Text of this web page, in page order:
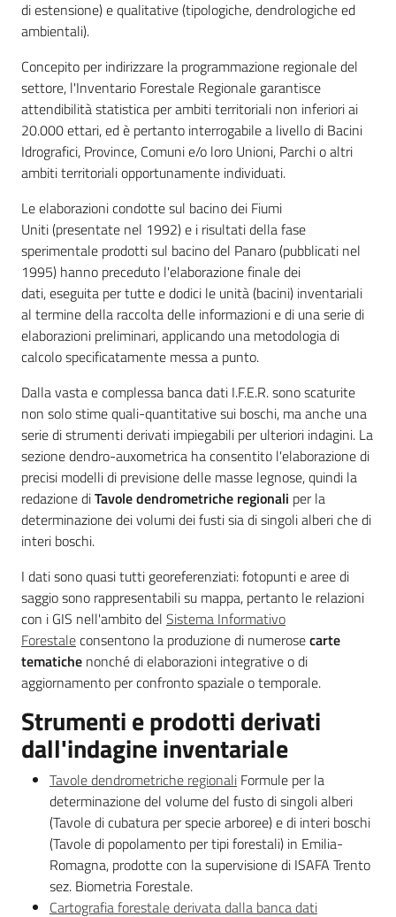
Piani Programmi
Progetti
di estensione) e qualitative (tipologiche, dendrologiche ed
ambientali).
Concepito per indirizzare la programmazione regionale del
settore, l'Inventario Forestale Regionale garantisce
attendibilità statistica per ambiti territoriali non inferiori ai
20.000 ettari, ed è pertanto interrogabile a livello di Bacini
Idrografici, Province, Comuni e/o loro Unioni, Parchi o altri
ambiti territoriali opportunamente individuati.
Le elaborazioni condotte sul bacino dei Fiumi
Uniti (presentate nel 1992) e i risultati della fase
sperimentale prodotti sul bacino del Panaro (pubblicati nel
1995) hanno preceduto l'elaborazione finale dei
dati, eseguita per tutte e dodici le unità (bacini) inventariali
al termine della raccolta delle informazioni e di una serie di
elaborazioni preliminari, applicando una metodologia di
calcolo specificatamente messa a punto.
Dalla vasta e complessa banca dati I.F.E.R. sono scaturite
non solo stime quali-quantitative sui boschi, ma anche una
serie di strumenti derivati impiegabili per ulteriori indagini. La
sezione dendro-auxometrica ha consentito l'elaborazione di
precisi modelli di previsione delle masse legnose, quindi la
redazione diTavole dendrometriche regionali per la
determinazione dei volumi dei fusti sia di singoli alberi che di
interi boschi.
I dati sono quasi tutti georeferenziati: fotopunti e aree di
saggio sono rappresentabili su mappa, pertanto le relazioni
con i GIS nell'ambito del Sistema Informativo
Forestaleconsentono la produzione di numerosecarte
tematiche nonché di elaborazioni integrative o di
aggiornamento per confronto spaziale o temporale.
Strumenti e prodotti derivati
dall'indagine inventariale
Tavole dendrometriche regionali Formule per la
determinazione del volume del fusto di singoli alberi
(Tavole di cubatura per specie arboree) e di interi boschi
(Tavole di popolamento per tipi forestali) in Emilia-
Romagna, prodotte con la supervisione di ISAFA Trento
sez. Biometria Forestale.
Cartografia forestale derivata dalla banca dati